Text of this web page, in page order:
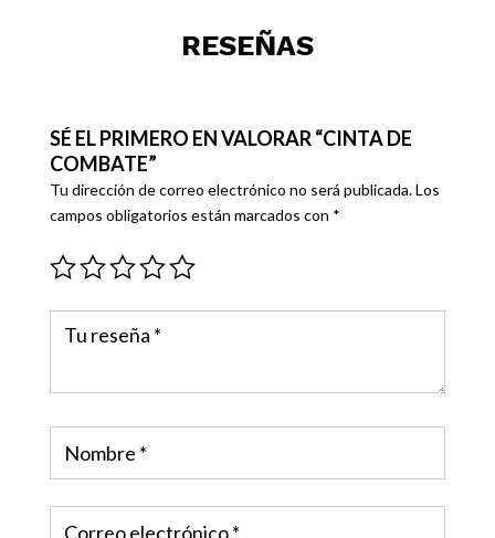
RESEÑAS
SÉ EL PRIMERO EN VALORAR “CINTA DE
COMBATE”
Tu dirección de correo electrónico no será publicada.Los
campos obligatorios están marcados con *